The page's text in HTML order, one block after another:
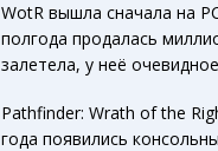
WotR вышла сначала на
полгода продалась
залетела, у неё
Pathfinder: Wrath of the
года появились